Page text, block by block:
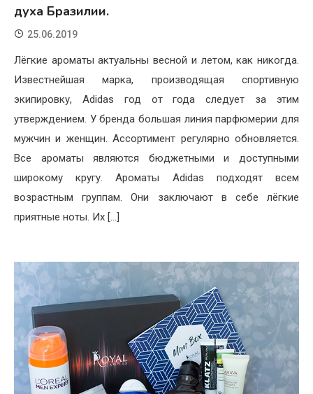
духа Бразилии.
25.06.2019
Лёгкие ароматы актуальны весной и летом, как никогда.
Известнейшая марка, производящая спортивную
экипировку, Adidas год от года следует за этим
утверждением. У бренда большая линия парфюмерии для
мужчин и женщин. Ассортимент регулярно обновляется.
Все ароматы являются бюджетными и доступными
широкому кругу. Ароматы Adidas подходят всем
возрастным группам. Они заключают в себе лёгкие
приятные ноты. Их […]